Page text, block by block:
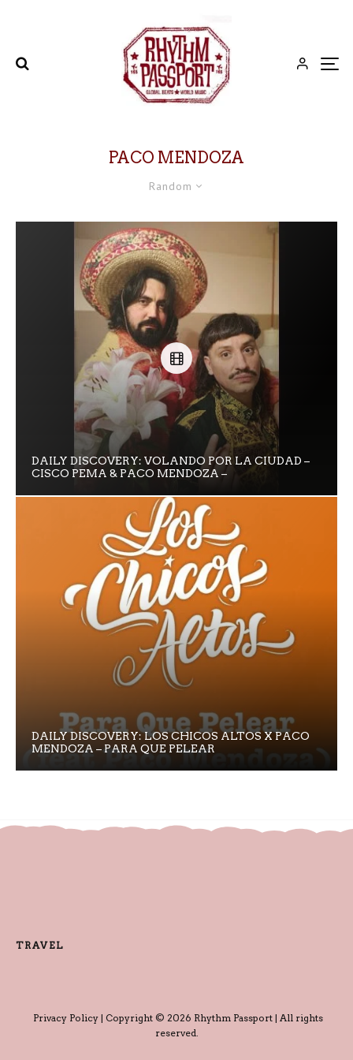
PACO MENDOZA
Random
DAILY DISCOVERY: VOLANDO POR LA CIUDAD –
CISCO PEMA & PACO MENDOZA –
DAILY DISCOVERY: LOS CHICOS ALTOS X PACO
MENDOZA – PARA QUE PELEAR
TRAVEL
Privacy Policy| Copyright © 2026 Rhythm Passport | All rights
reserved.